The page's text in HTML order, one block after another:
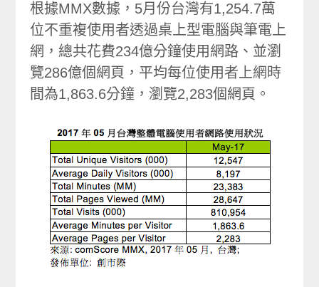
根據MMX數據，5月份台灣有1,254.7萬
位不重複使用者透過桌上型電腦與筆電上
網，總共花費234億分鐘使用網路、並瀏
覽286億個網頁，平均每位使用者上網時
間為1,863.6分鐘，瀏覽2,283個網頁。